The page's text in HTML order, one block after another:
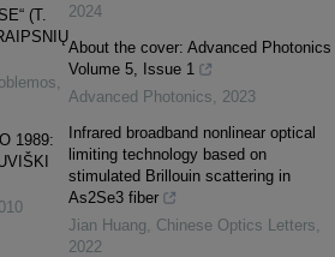
(T.
,
1989:
2024
About the cover: Advanced Photonics
Volume 5, Issue 1
Advanced Photonics, 2023
Infrared broadband nonlinear optical
limiting technology based on
stimulated Brillouin scattering in
As2Se3 fiber
Jian Huang, Chinese Optics Letters,
2022